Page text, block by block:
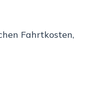
Fahrtkosten,